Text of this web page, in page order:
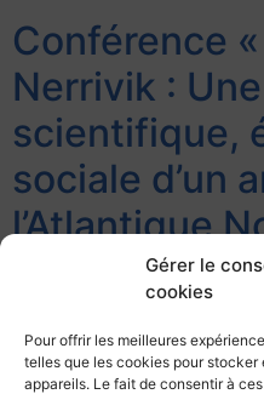
Gérer le
cookies
Pour offrir les meilleures
telles que les cookies pour
appareils. Le fait de consentir à
Conférence
Nerrivik :
scientifique,
sociale d’un
l’Atlantique
La Conférence Le 24 août
de la côte Est du
l’apogée de la Mission […]